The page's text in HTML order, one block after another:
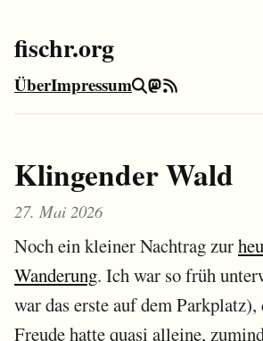
fischr.org
ÜberImpressumSuche
Mastodon
RSS-Feed
Klingender Wald
27. Mai 2026
Noch ein kleiner Nachtrag zur
Wanderung. Ich war so früh
war das erste auf dem Parkplatz),
Freude hatte quasi alleine,